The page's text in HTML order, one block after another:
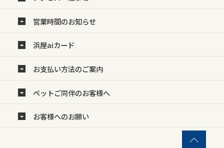
営業時間のお知らせ
浜屋aiカード
お支払い方法のご案内
ペットご同伴のお客様へ
お客様へのお願い